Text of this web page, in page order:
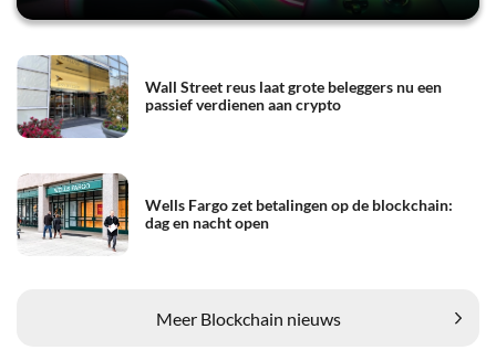
Wall Street reus laat grote beleggers nu een
passief verdienen aan crypto
Wells Fargo zet betalingen op de blockchain:
dag en nacht open
Meer Blockchain nieuws